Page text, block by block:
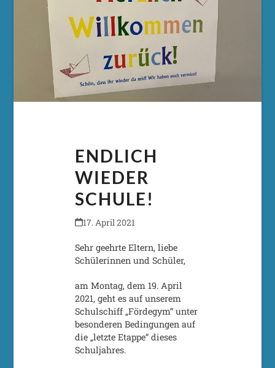
ENDLICH
WIEDER
SCHULE!
17. April 2021
Sehr geehrte Eltern, liebe
Schülerinnen und Schüler,
am Montag, dem 19. April
2021, geht es auf unserem
Schulschiff „Fördegym“ unter
besonderen Bedingungen auf
die „letzte Etappe“ dieses
Schuljahres.